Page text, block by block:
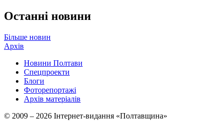
Останні новини
Більше новин
Архів
Новини Полтави
Спецпроекти
Блоги
Фоторепортажі
Архів матеріалів
© 2009 – 2026 Інтернет-видання «Полтавщина»